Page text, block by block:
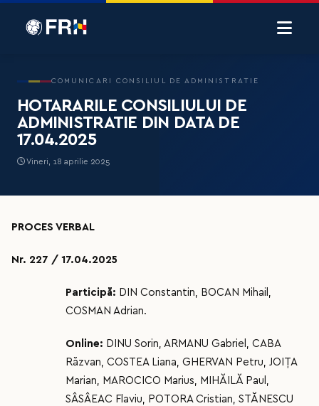
COMUNICARI CONSILIUL DE ADMINISTRATIE
HOTARARILE CONSILIULUI DE
ADMINISTRATIE DIN DATA DE
17.04.2025
Vineri, 18 aprilie 2025
PROCES VERBAL
Nr. 227 / 17.04.2025
Participă: DIN Constantin, BOCAN Mihail,
COSMAN Adrian.
Online: DINU Sorin, ARMANU Gabriel, CABA
Răzvan, COSTEA Liana, GHERVAN Petru, JOIȚA
Marian, MAROCICO Marius, MIHĂILĂ Paul,
SÂSÂEAC Flaviu, POTORA Cristian, STĂNESCU